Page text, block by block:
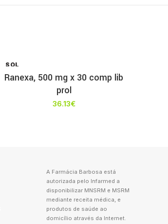
SOL
T
Ranexa, 500 mg x 30 comp lib
prol
36.13€
A Farmácia Barbosa está
autorizada pelo Infarmed a
disponibilizar MNSRM e MSRM
mediante receita médica, e
produtos de saúde ao
domicílio através da Internet.